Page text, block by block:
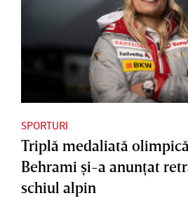
SPORTURI
Triplă medaliată
Behrami şi-a anunţat
schiul alpin